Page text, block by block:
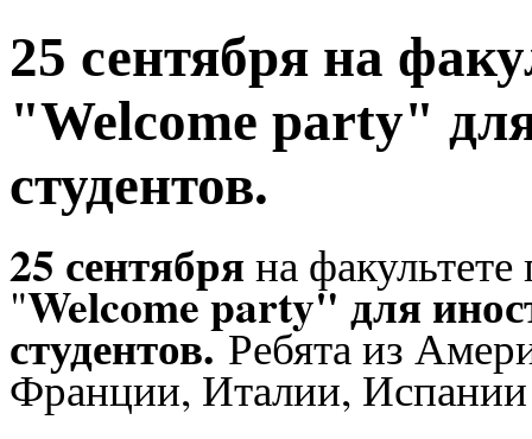
25 сентября на
"Welcome party"
студентов.
25 сентябряна
"Welcome party" для
студентов.Ребята из
Франции, Италии,